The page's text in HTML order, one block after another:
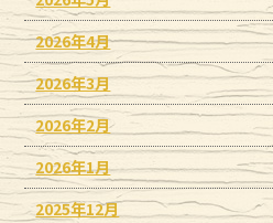
2026年4月
2026年3月
2026年2月
2026年1月
2025年12月